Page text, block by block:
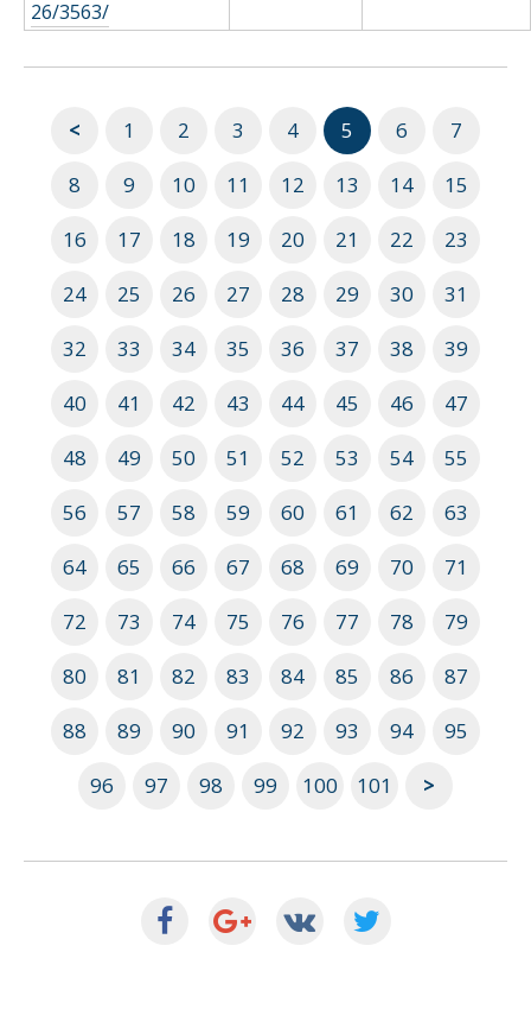
26/3563/
< 1 2 3 4 5 6
7
8
9 10 11 12 13 14
15
16
17 18 19 20 21 22
23
24
25 26 27 28 29 30
31
32
33 34 35 36 37 38
39
40
41 42 43 44 45 46
47
48
49 50 51 52 53 54
55
56
57 58 59 60 61 62
63
64
65 66 67 68 69 70
71
72
73 74 75 76 77 78
79
80
81 82 83 84 85 86
87
88
89 90 91 92 93 94
95
96
97 98 99 100 101 >